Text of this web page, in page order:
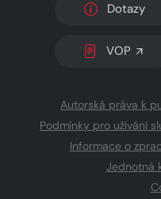
Dotazy
VOP
Autorská práva k
Podmínky pro užívání
Informace o
Jednotná